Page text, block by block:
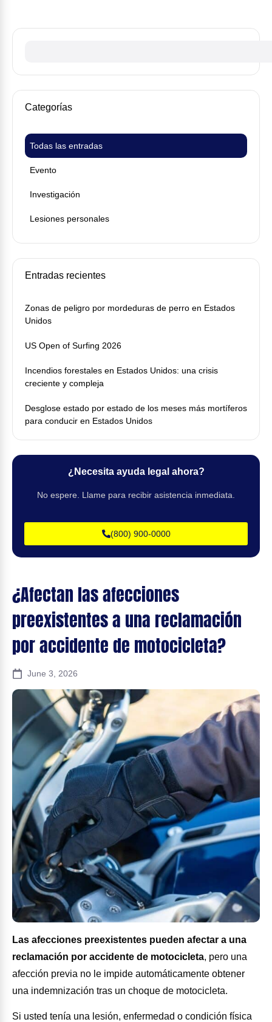
¿Afectan las afecciones
preexistentes a una reclamación
por accidente de motocicleta?
June 3, 2026
Las afecciones preexistentes pueden afectar a una
reclamación por accidente de motocicleta, pero una
afección previa no le impide automáticamente obtener
una indemnización tras un choque de motocicleta.
Si usted tenía una lesión, enfermedad o condición física
Categorías
Evento
Investigación
Lesiones personales
Todas las entradas
Entradas recientes
Zonas de peligro por mordeduras de perro en Estados
Unidos
US Open of Surfing 2026
Incendios forestales en Estados Unidos: una crisis
creciente y compleja
Desglose estado por estado de los meses más mortíferos
para conducir en Estados Unidos
¿Necesita ayuda legal ahora?
No espere. Llame para recibir asistencia inmediata.
(800) 900-0000